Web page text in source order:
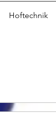
Hoftechnik